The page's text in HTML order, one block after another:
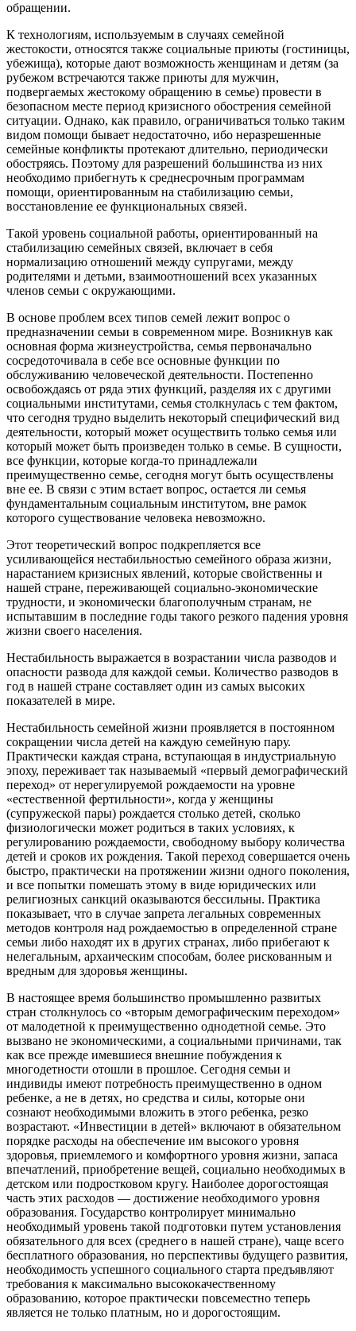
обращении.
К технологиям, используемым в случаях семейной
жестокости, относятся также социальные приюты (гостиницы,
убежища), которые дают возможность женщинам и детям (за
рубежом встречаются также приюты для мужчин,
подвергаемых жестокому обращению в семье) провести в
безопасном месте период кризисного обострения семейной
ситуации. Однако, как правило, ограничиваться только таким
видом помощи бывает недостаточно, ибо неразрешенные
семейные конфликты протекают длительно, периодически
обостряясь. Поэтому для разрешений большинства из них
необходимо прибегнуть к среднесрочным программам
помощи, ориентированным на стабилизацию семьи,
восстановление ее функциональных связей.
Такой уровень социальной работы, ориентированный на
стабилизацию семейных связей, включает в себя
нормализацию отношений между супругами, между
родителями и детьми, взаимоотношений всех указанных
членов семьи с окружающими.
В основе проблем всех типов семей лежит вопрос о
предназначении семьи в современном мире. Возникнув как
основная форма жизнеустройства, семья первоначально
сосредоточивала в себе все основные функции по
обслуживанию человеческой деятельности. Постепенно
освобождаясь от ряда этих функций, разделяя их с другими
социальными институтами, семья столкнулась с тем фактом,
что сегодня трудно выделить некоторый специфический вид
деятельности, который может осуществить только семья или
который может быть произведен только в семье. В сущности,
все функции, которые когда-то принадлежали
преимущественно семье, сегодня могут быть осуществлены
вне ее. В связи с этим встает вопрос, остается ли семья
фундаментальным социальным институтом, вне рамок
которого существование человека невозможно.
Этот теоретический вопрос подкрепляется все
усиливающейся нестабильностью семейного образа жизни,
нарастанием кризисных явлений, которые свойственны и
нашей стране, переживающей социально-экономические
трудности, и экономически благополучным странам, не
испытавшим в последние годы такого резкого падения уровня
жизни своего населения.
Нестабильность выражается в возрастании числа разводов и
опасности развода для каждой семьи. Количество разводов в
год в нашей стране составляет один из самых высоких
показателей в мире.
Нестабильность семейной жизни проявляется в постоянном
сокращении числа детей на каждую семейную пару.
Практически каждая страна, вступающая в индустриальную
эпоху, переживает так называемый «первый демографический
переход» от нерегулируемой рождаемости на уровне
«естественной фертильности», когда у женщины
(супружеской пары) рождается столько детей, сколько
физиологически может родиться в таких условиях, к
регулированию рождаемости, свободному выбору количества
детей и сроков их рождения. Такой переход совершается очень
быстро, практически на протяжении жизни одного поколения,
и все попытки помешать этому в виде юридических или
религиозных санкций оказываются бессильны. Практика
показывает, что в случае запрета легальных современных
методов контроля над рождаемостью в определенной стране
семьи либо находят их в других странах, либо прибегают к
нелегальным, архаическим способам, более рискованным и
вредным для здоровья женщины.
В настоящее время большинство промышленно развитых
стран столкнулось со «вторым демографическим переходом»
от малодетной к преимущественно однодетной семье. Это
вызвано не экономическими, а социальными причинами, так
как все прежде имевшиеся внешние побуждения к
многодетности отошли в прошлое. Сегодня семьи и
индивиды имеют потребность преимущественно в одном
ребенке, а не в детях, но средства и силы, которые они
сознают необходимыми вложить в этого ребенка, резко
возрастают. «Инвестиции в детей» включают в обязательном
порядке расходы на обеспечение им высокого уровня
здоровья, приемлемого и комфортного уровня жизни, запаса
впечатлений, приобретение вещей, социально необходимых в
детском или подростковом кругу. Наиболее дорогостоящая
часть этих расходов — достижение необходимого уровня
образования. Государство контролирует минимально
необходимый уровень такой подготовки путем установления
обязательного для всех (среднего в нашей стране), чаще всего
бесплатного образования, но перспективы будущего развития,
необходимость успешного социального старта предъявляют
требования к максимально высококачественному
образованию, которое практически повсеместно теперь
является не только платным, но и дорогостоящим.